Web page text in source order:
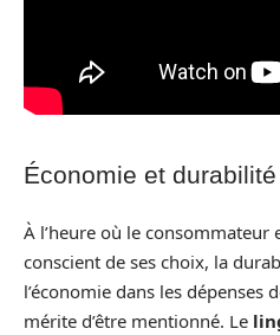
Économie et
À l’heure où le consommateur
conscient de ses choix, la
l’économie dans les dépenses
mérite d’être mentionné. Le